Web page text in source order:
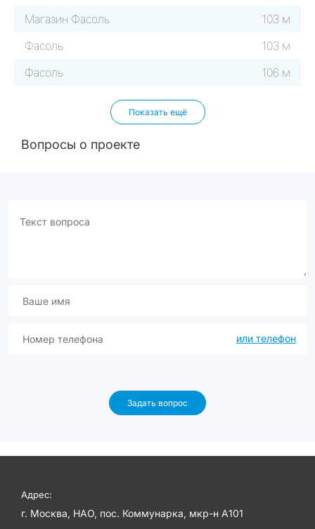
Магазин Фасоль
103 м
Фасоль
103 м
Фасоль
106 м
Показать ещё
Вопросы о проекте
или телефон
Задать вопрос
Адрес:
г. Москва, НАО, пос. Коммунарка, мкр-н А101